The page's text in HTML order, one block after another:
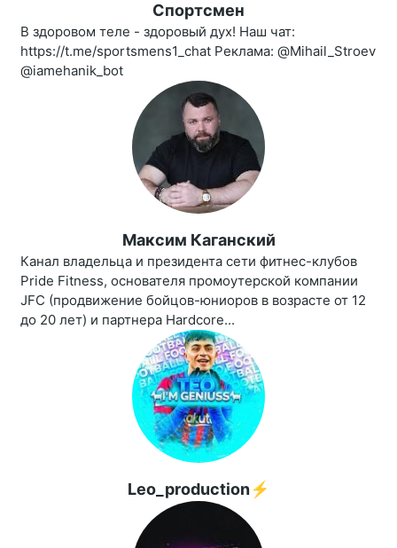
Спортсмен
В здоровом теле - здоровый дух! Наш чат:
https://t.me/sportsmens1_chat Реклама: @Mihail_Stroev
@iamehanik_bot
Максим Каганский
Канал владельца и президента сети фитнес-клубов
Pride Fitness, основателя промоутерской компании
JFC (продвижение бойцов-юниоров в возрасте от 12
до 20 лет) и партнера Hardcore...
Leo_production⚡